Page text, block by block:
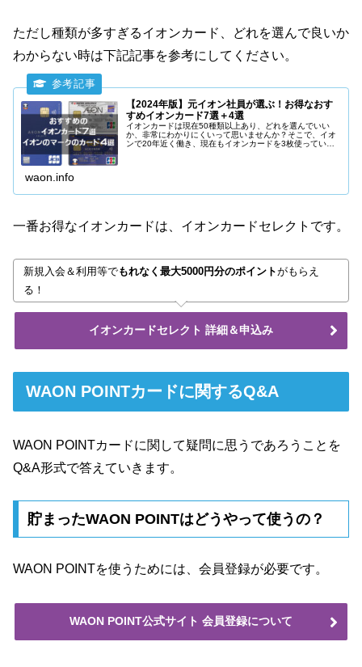
ただし種類が多すぎるイオンカード、どれを選んで良いか
わからない時は下記記事を参考にしてください。
【2024年版】元イオン社員が選ぶ！お得なおす
すめイオンカード7選＋4選
イオンカードは現在50種類以上あり、どれを選んでいい
か、非常にわかりにくいって思いませんか？そこで、イオ
ンで20年近く働き、現在もイオンカードを3枚使っている
waon.info
一番お得なイオンカードは、イオンカードセレクトです。
新規入会＆利用等でもれなく最大5000円分のポイントがもらえ
る！
イオンカードセレクト 詳細＆申込み
WAON POINTカードに関するQ&A
WAON POINTカードに関して疑問に思うであろうことを
Q&A形式で答えていきます。
貯まったWAON POINTはどうやって使うの？
WAON POINTを使うためには、会員登録が必要です。
WAON POINT公式サイト 会員登録について